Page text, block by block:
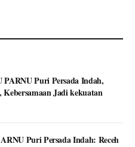
Puri Persada Indah,
Kebersamaan Jadi kekuatan
Puri Persada Indah: Receh